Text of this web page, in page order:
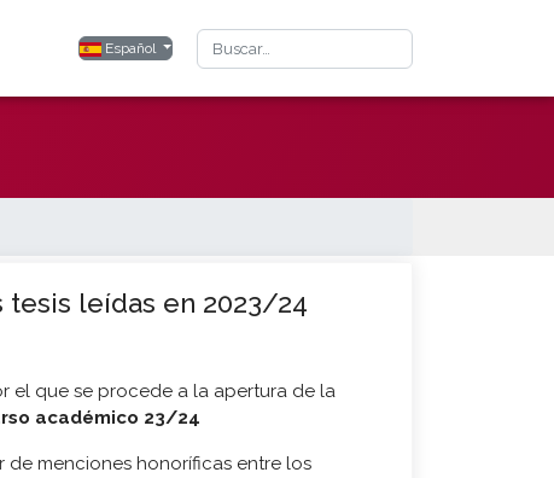
Seleccione su idioma
Español Buscar
leídas en 2023/24
el que se procede a la apertura de la
académico 23/24
menciones honoríficas entre los